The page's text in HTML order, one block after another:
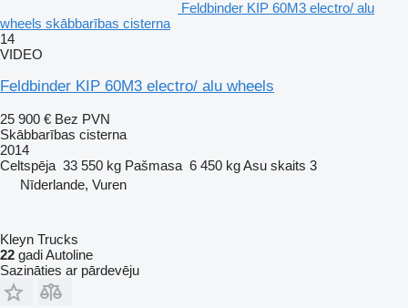
Feldbinder KIP 60M3 electro/ alu
wheels skābbarības cisterna
14
VIDEO
Feldbinder KIP 60M3 electro/ alu wheels
25 900 € Bez PVN
Skābbarības cisterna
2014
Celtspēja 33 550 kg Pašmasa 6 450 kgAsu skaits 3
Nīderlande, Vuren
Kleyn Trucks
22 gadi Autoline
Sazināties ar pārdevēju